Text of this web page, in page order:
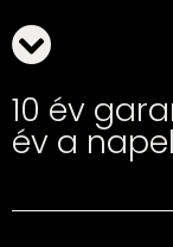
10 év
év a